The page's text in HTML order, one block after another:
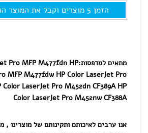
הזמן 5 מוצרים וקבל את המוצר החמישי בחינם
מתאים למדפסות:Pro MFP M477fdn HP
MFP M477fdw HP Color LaserJet Pro
Color LaserJet Pro M452dn CF389A HP
Color LaserJet Pro M452nw CF388A
אנו ערבים לאיכותם ותקינותם של מוצרינו ,